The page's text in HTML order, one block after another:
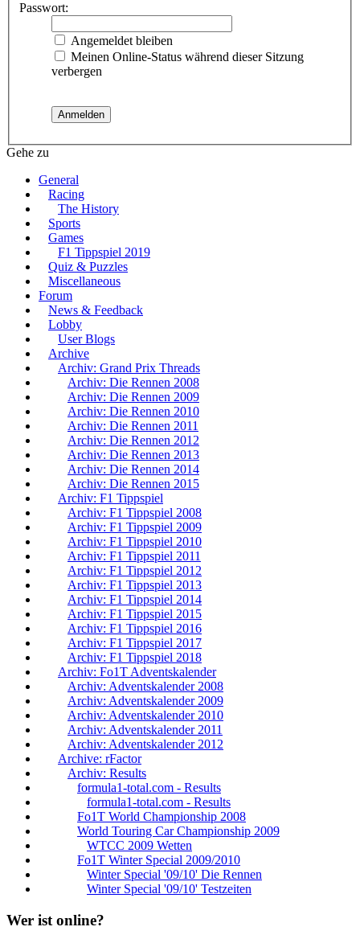
Passwort:
Angemeldet bleiben
Meinen Online-Status während dieser Sitzung
verbergen
Gehe zu
General
Racing
The History
Sports
Games
F1 Tippspiel 2019
Quiz & Puzzles
Miscellaneous
Forum
News & Feedback
Lobby
User Blogs
Archive
Archiv: Grand Prix Threads
Archiv: Die Rennen 2008
Archiv: Die Rennen 2009
Archiv: Die Rennen 2010
Archiv: Die Rennen 2011
Archiv: Die Rennen 2012
Archiv: Die Rennen 2013
Archiv: Die Rennen 2014
Archiv: Die Rennen 2015
Archiv: F1 Tippspiel
Archiv: F1 Tippspiel 2008
Archiv: F1 Tippspiel 2009
Archiv: F1 Tippspiel 2010
Archiv: F1 Tippspiel 2011
Archiv: F1 Tippspiel 2012
Archiv: F1 Tippspiel 2013
Archiv: F1 Tippspiel 2014
Archiv: F1 Tippspiel 2015
Archiv: F1 Tippspiel 2016
Archiv: F1 Tippspiel 2017
Archiv: F1 Tippspiel 2018
Archiv: Fo1T Adventskalender
Archiv: Adventskalender 2008
Archiv: Adventskalender 2009
Archiv: Adventskalender 2010
Archiv: Adventskalender 2011
Archiv: Adventskalender 2012
Archive: rFactor
Archiv: Results
formula1-total.com - Results
formula1-total.com - Results
Fo1T World Championship 2008
World Touring Car Championship 2009
WTCC 2009 Wetten
Fo1T Winter Special 2009/2010
Winter Special '09/10' Die Rennen
Winter Special '09/10' Testzeiten
Wer ist online?